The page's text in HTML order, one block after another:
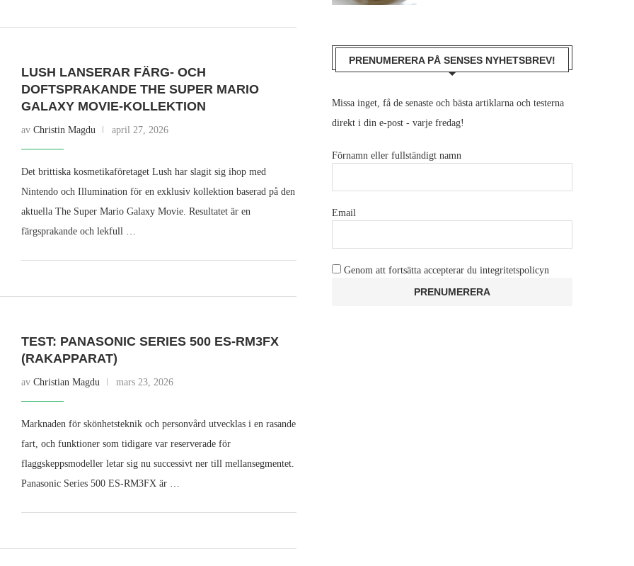
LUSH LANSERAR FÄRG- OCH
DOFTSPRAKANDE THE SUPER MARIO
GALAXY MOVIE-KOLLEKTION
av Christin Magdu april 27, 2026
Det brittiska kosmetikaföretaget Lush har slagit sig ihop med
Nintendo och Illumination för en exklusiv kollektion baserad på den
aktuella The Super Mario Galaxy Movie. Resultatet är en
färgsprakande och lekfull …
TEST: PANASONIC SERIES 500 ES-RM3FX
(RAKAPPARAT)
av Christian Magdu mars 23, 2026
Marknaden för skönhetsteknik och personvård utvecklas i en rasande
fart, och funktioner som tidigare var reserverade för
flaggskeppsmodeller letar sig nu successivt ner till mellansegmentet.
Panasonic Series 500 ES-RM3FX är …
PRENUMERERA PÅ SENSES NYHETSBREV!
Missa inget, få de senaste och bästa artiklarna och testerna
direkt i din e-post - varje fredag!
Förnamn eller fullständigt namn
Email
Genom att fortsätta accepterar du integritetspolicyn